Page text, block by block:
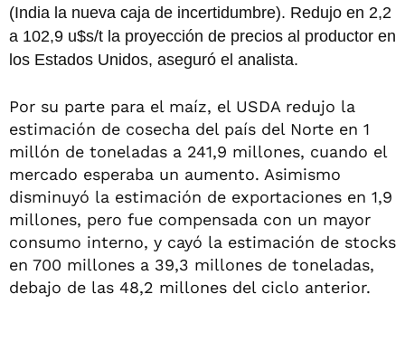
(India la nueva caja de incertidumbre). Redujo en 2,2
a 102,9 u$s/t la proyección de precios al productor en
los Estados Unidos, aseguró el analista.
Por su parte para el maíz, el USDA redujo la
estimación de cosecha del país del Norte en 1
millón de toneladas a 241,9 millones, cuando el
mercado esperaba un aumento. Asimismo
disminuyó la estimación de exportaciones en 1,9
millones, pero fue compensada con un mayor
consumo interno, y cayó la estimación de stocks
en 700 millones a 39,3 millones de toneladas,
debajo de las 48,2 millones del ciclo anterior.